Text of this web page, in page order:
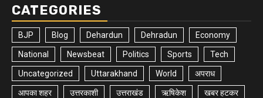
CATEGORIES
BJP Blog Dehardun Dehradun Economy
National Newsbeat Politics Sports Tech
Uncategorized Uttarakhand World अपराध
आपका शहर उत्तरकाशी उत्तराखंड ऋषिकेश खबर हटकर